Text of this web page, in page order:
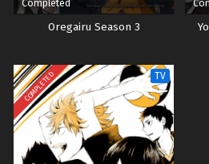
Completed
Oregairu Season 3
COMPLETED TV